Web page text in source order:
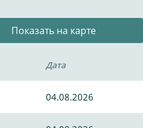
Показать на карте
Дата
04.08.2026